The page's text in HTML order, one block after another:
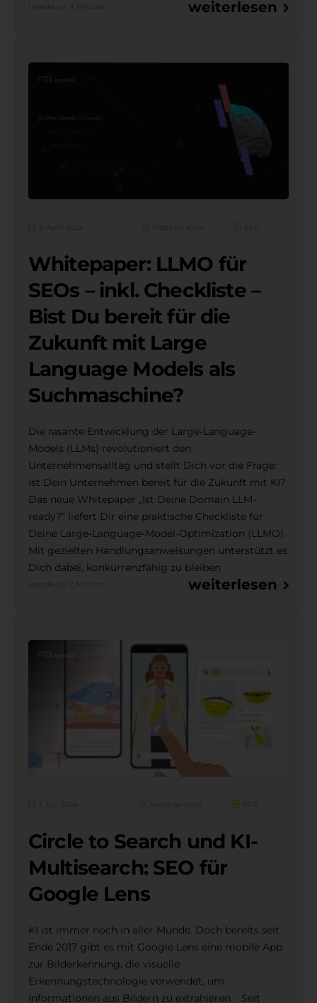
weiterlesen
Whitepaper: LLMO für
SEOs – inkl. Checkliste –
Bist Du bereit für die
Zukunft mit Large
Language Models als
Suchmaschine?
Die rasante Entwicklung der Large-Language-
Models (LLMs) revolutioniert den
Unternehmensalltag und stellt Dich vor die Frage:
Ist Dein Unternehmen bereit für die Zukunft mit KI?
Das neue Whitepaper „Ist Deine Domain LLM-
ready?“ liefert Dir eine praktische Checkliste für
Deine Large-Language-Model-Optimization (LLMO).
Mit gezielten Handlungsanweisungen unterstützt es
Dich dabei, konkurrenzfähig zu bleiben
weiterlesen
Circle to Search und KI-
Multisearch: SEO für
Google Lens
KI ist immer noch in aller Munde. Doch bereits seit
Ende 2017 gibt es mit Google Lens eine mobile App
zur Bilderkennung, die visuelle
Erkennungstechnologie verwendet, um
Informationen aus Bildern zu extrahieren. Seit